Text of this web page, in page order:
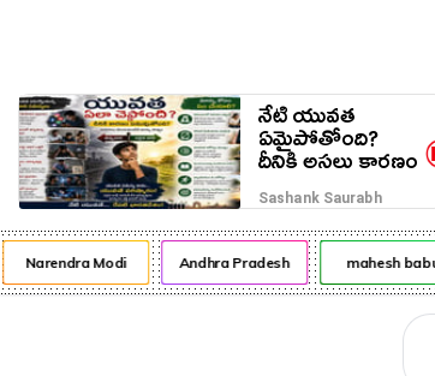
నేటి యువత
ఏమైపోతోంది?
దీనికి అసలు కారణం
ఎవరు?
Sashank Saurabh
Narendra Modi Andhra Pradesh mahesh babu